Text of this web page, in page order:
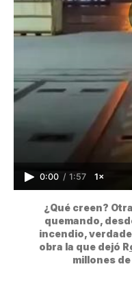
0:00 / 1:57 1×
¿Qué creen?
quemando,
incendio,
obra la que dejó R
millones